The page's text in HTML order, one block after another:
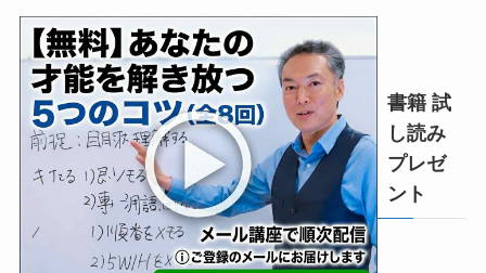
書籍 試
し読み
プレゼ
ント